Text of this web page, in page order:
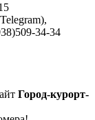
34-34
Город-курорт-